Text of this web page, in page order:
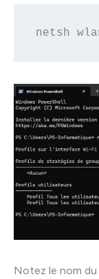
netsh
Notez le nom du